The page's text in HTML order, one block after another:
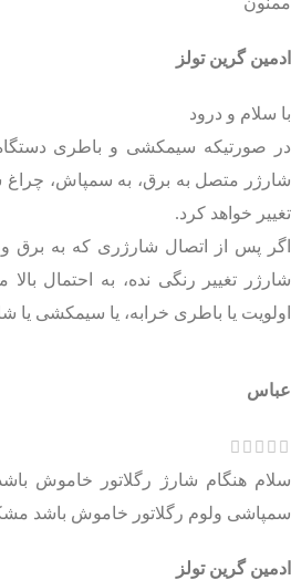
ادمین گرین تولز
با سلام و درود
در صورتیکه سیمکشی و باطری
شارژر متصل به برق، به سمپاش، چراغ
تغییر خواهد کرد.
اگر پس از اتصال شارژری که به
شارژر تغییر رنگی نده، به احتمال
اولویت یا باطری خرابه، یا سیمکشی یا
عباس
سلام هنگام شارژ رگلاتور خاموش
سمپاشی ولوم رگلاتور خاموش باشد
ادمین گرین تولز